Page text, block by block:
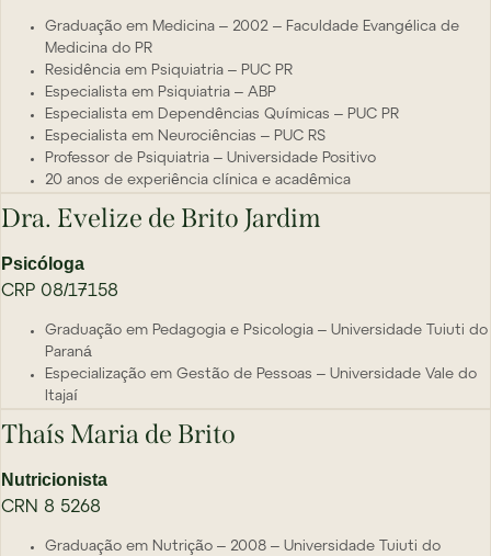
Graduação em Medicina – 2002 – Faculdade Evangélica de
Medicina do PR
Residência em Psiquiatria – PUC PR
Especialista em Psiquiatria – ABP
Especialista em Dependências Químicas – PUC PR
Especialista em Neurociências – PUC RS
Professor de Psiquiatria – Universidade Positivo
20 anos de experiência clínica e acadêmica
Dra. Evelize de Brito Jardim
Psicóloga
CRP 08/17158
Graduação em Pedagogia e Psicologia – Universidade Tuiuti do
Paraná
Especialização em Gestão de Pessoas – Universidade Vale do
Itajaí
Thaís Maria de Brito
Nutricionista
CRN 8 5268
Graduação em Nutrição – 2008 – Universidade Tuiuti do